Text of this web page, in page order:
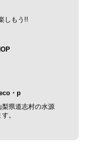
しもう!!
・p
県道志村の水源
。